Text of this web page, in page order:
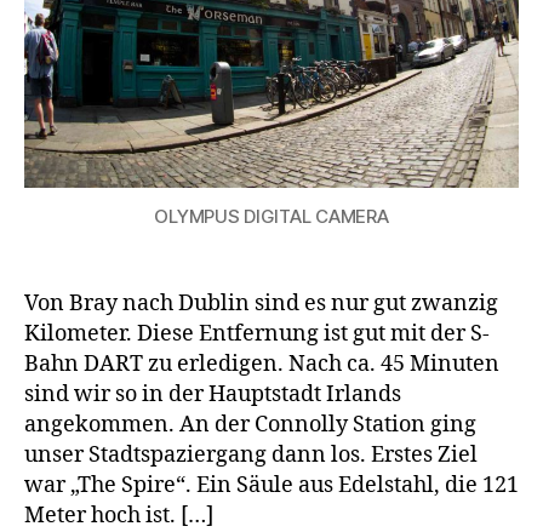
OLYMPUS DIGITAL CAMERA
Von Bray nach Dublin sind es nur gut zwanzig
Kilometer. Diese Entfernung ist gut mit der S-
Bahn DART zu erledigen. Nach ca. 45 Minuten
sind wir so in der Hauptstadt Irlands
angekommen. An der Connolly Station ging
unser Stadtspaziergang dann los. Erstes Ziel
war „The Spire“. Ein Säule aus Edelstahl, die 121
Meter hoch ist. […]